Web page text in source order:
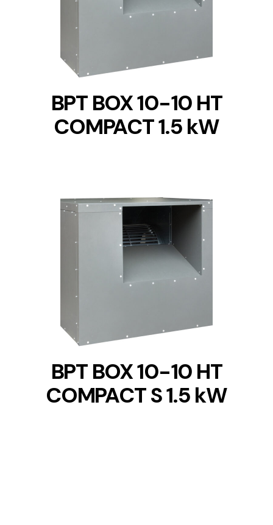
DETAILS
BPT BOX 10-10 HT
COMPACT 1.5 kW
DETAILS
BPT BOX 10-10 HT
COMPACT S 1.5 kW